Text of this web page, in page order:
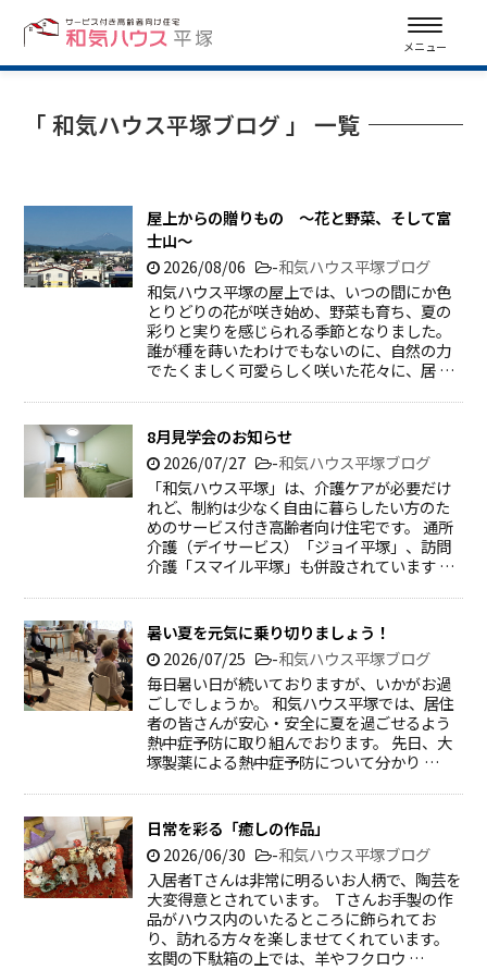
メニュー
「 和気ハウス平塚ブログ 」 一覧
屋上からの贈りもの ～花と野菜、そして富
士山～
2026/08/06
-和気ハウス平塚ブログ
和気ハウス平塚の屋上では、いつの間にか色
とりどりの花が咲き始め、野菜も育ち、夏の
彩りと実りを感じられる季節となりました。
誰が種を蒔いたわけでもないのに、自然の力
でたくましく可愛らしく咲いた花々に、居 …
8月見学会のお知らせ
2026/07/27
-和気ハウス平塚ブログ
「和気ハウス平塚」は、介護ケアが必要だけ
れど、制約は少なく自由に暮らしたい方のた
めのサービス付き高齢者向け住宅です。 通所
介護（デイサービス）「ジョイ平塚」、訪問
介護「スマイル平塚」も併設されています …
暑い夏を元気に乗り切りましょう！
2026/07/25
-和気ハウス平塚ブログ
毎日暑い日が続いておりますが、いかがお過
ごしでしょうか。 和気ハウス平塚では、居住
者の皆さんが安心・安全に夏を過ごせるよう
熱中症予防に取り組んでおります。 先日、大
塚製薬による熱中症予防について分かり …
日常を彩る「癒しの作品」
2026/06/30
-和気ハウス平塚ブログ
入居者Tさんは非常に明るいお人柄で、陶芸を
大変得意とされています。 Tさんお手製の作
品がハウス内のいたるところに飾られてお
り、訪れる方々を楽しませてくれています。
玄関の下駄箱の上では、羊やフクロウ …